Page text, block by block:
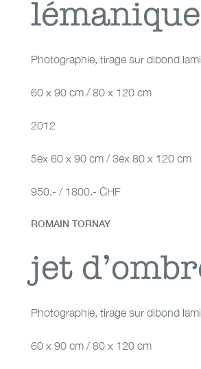
lémanique
Photographie, tirage sur dibond
60 x 90 cm / 80 x 120 cm
2012
5ex 60 x 90 cm / 3ex 80 x 120 cm
950.- / 1800.- CHF
jet d’ombres
ROMAIN TORNAY
jet
Photographie, tirage sur dibond
60 x 90 cm / 80 x 120 cm